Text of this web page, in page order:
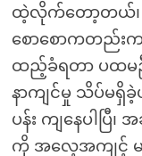
ထဲ့လိုက်တော့တယ်၊
စောစောကတည်း
ထည့်ခံရတာ ပထမ
နာကျင်မှု သိပ်မရှိ
ပန်း ကျနေပါပြီ
ကို အလေ့အကျင့် မ